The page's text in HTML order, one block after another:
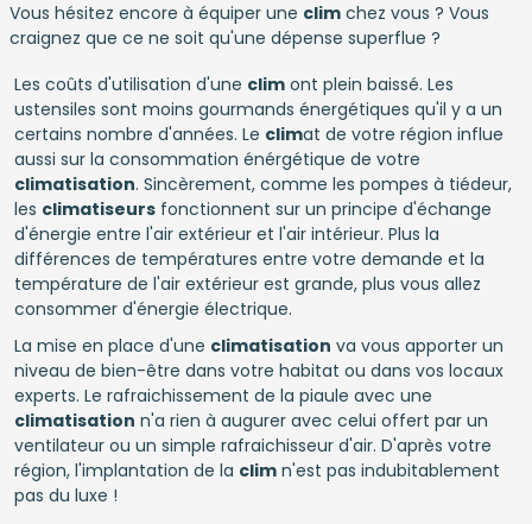
Vous hésitez encore à équiper une clim chez vous ? Vous
craignez que ce ne soit qu'une dépense superflue ?
Les coûts d'utilisation d'une climont plein baissé. Les
ustensiles sont moins gourmands énergétiques qu'il y a un
certains nombre d'années. Le climat de votre région influe
aussi sur la consommation énérgétique de votre
climatisation. Sincèrement, comme les pompes à tiédeur,
les climatiseursfonctionnent sur un principe d'échange
d'énergie entre l'air extérieur et l'air intérieur. Plus la
différences de températures entre votre demande et la
température de l'air extérieur est grande, plus vous allez
consommer d'énergie électrique.
La mise en place d'une climatisation va vous apporter un
niveau de bien-être dans votre habitat ou dans vos locaux
experts. Le rafraichissement de la piaule avec une
climatisation n'a rien à augurer avec celui offert par un
ventilateur ou un simple rafraichisseur d'air. D'après votre
région, l'implantation de la climn'est pas indubitablement
pas du luxe !